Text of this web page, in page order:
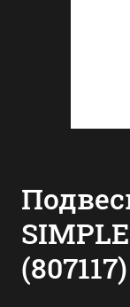
(807117)